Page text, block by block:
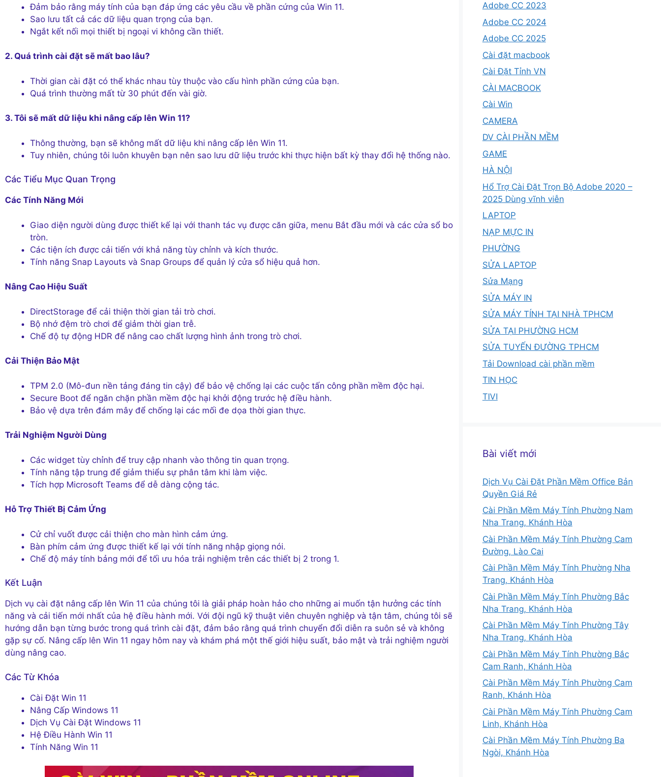
Đảm bảo rằng máy tính của bạn đáp ứng các yêu cầu về phần cứng của Win 11.
Sao lưu tất cả các dữ liệu quan trọng của bạn.
Ngắt kết nối mọi thiết bị ngoại vi không cần thiết.
2. Quá trình cài đặt sẽ mất bao lâu?
Thời gian cài đặt có thể khác nhau tùy thuộc vào cấu hình phần cứng của bạn.
Quá trình thường mất từ ​​30 phút đến vài giờ.
3. Tôi sẽ mất dữ liệu khi nâng cấp lên Win 11?
Thông thường, bạn sẽ không mất dữ liệu khi nâng cấp lên Win 11.
Tuy nhiên, chúng tôi luôn khuyên bạn nên sao lưu dữ liệu trước khi thực hiện bất kỳ thay đổi hệ thống nào.
Các Tiểu Mục Quan Trọng
Các Tính Năng Mới
Giao diện người dùng được thiết kế lại với thanh tác vụ được căn giữa, menu Bắt đầu mới và các cửa sổ bo
tròn.
Các tiện ích được cải tiến với khả năng tùy chỉnh và kích thước.
Tính năng Snap Layouts và Snap Groups để quản lý cửa sổ hiệu quả hơn.
Nâng Cao Hiệu Suất
DirectStorage để cải thiện thời gian tải trò chơi.
Bộ nhớ đệm trò chơi để giảm thời gian trễ.
Chế độ tự động HDR để nâng cao chất lượng hình ảnh trong trò chơi.
Cải Thiện Bảo Mật
TPM 2.0 (Mô-đun nền tảng đáng tin cậy) để bảo vệ chống lại các cuộc tấn công phần mềm độc hại.
Secure Boot để ngăn chặn phần mềm độc hại khởi động trước hệ điều hành.
Bảo vệ dựa trên đám mây để chống lại các mối đe dọa thời gian thực.
Trải Nghiệm Người Dùng
Các widget tùy chỉnh để truy cập nhanh vào thông tin quan trọng.
Tính năng tập trung để giảm thiểu sự phân tâm khi làm việc.
Tích hợp Microsoft Teams để dễ dàng cộng tác.
Hỗ Trợ Thiết Bị Cảm Ứng
Cử chỉ vuốt được cải thiện cho màn hình cảm ứng.
Bàn phím cảm ứng được thiết kế lại với tính năng nhập giọng nói.
Chế độ máy tính bảng mới để tối ưu hóa trải nghiệm trên các thiết bị 2 trong 1.
Kết Luận
Dịch vụ cài đặt nâng cấp lên Win 11 của chúng tôi là giải pháp hoàn hảo cho những ai muốn tận hưởng các tính
năng và cải tiến mới nhất của hệ điều hành mới. Với đội ngũ kỹ thuật viên chuyên nghiệp và tận tâm, chúng tôi sẽ
hướng dẫn bạn từng bước trong quá trình cài đặt, đảm bảo rằng quá trình chuyển đổi diễn ra suôn sẻ và không
gặp sự cố. Nâng cấp lên Win 11 ngay hôm nay và khám phá một thế giới hiệu suất, bảo mật và trải nghiệm người
dùng nâng cao.
Các Từ Khóa
Cài Đặt Win 11
Nâng Cấp Windows 11
Dịch Vụ Cài Đặt Windows 11
Hệ Điều Hành Win 11
Tính Năng Win 11
Adobe CC 2023
Adobe CC 2024
Adobe CC 2025
Cài đặt macbook
Cài Đặt Tỉnh VN
CÀI MACBOOK
Cài Win
CAMERA
DV CÀI PHẦN MỀM
GAME
HÀ NỘI
Hổ Trợ Cài Đặt Trọn Bộ Adobe 2020 –
2025 Dùng vĩnh viễn
LAPTOP
NẠP MỰC IN
PHƯỜNG
SỬA LAPTOP
Sửa Mạng
SỬA MÁY IN
SỬA MÁY TÍNH TẠI NHÀ TPHCM
SỬA TẠI PHƯỜNG HCM
SỬA TUYẾN ĐƯỜNG TPHCM
Tải Download cài phần mềm
TIN HỌC
TIVI
Bài viết mới
Dịch Vụ Cài Đặt Phần Mềm Office Bản
Quyền Giá Rẻ
Cài Phần Mềm Máy Tính Phường Nam
Nha Trang, Khánh Hòa
Cài Phần Mềm Máy Tính Phường Cam
Đường, Lào Cai
Cài Phần Mềm Máy Tính Phường Nha
Trang, Khánh Hòa
Cài Phần Mềm Máy Tính Phường Bắc
Nha Trang, Khánh Hòa
Cài Phần Mềm Máy Tính Phường Tây
Nha Trang, Khánh Hòa
Cài Phần Mềm Máy Tính Phường Bắc
Cam Ranh, Khánh Hòa
Cài Phần Mềm Máy Tính Phường Cam
Ranh, Khánh Hòa
Cài Phần Mềm Máy Tính Phường Cam
Linh, Khánh Hòa
Cài Phần Mềm Máy Tính Phường Ba
Ngòi, Khánh Hòa